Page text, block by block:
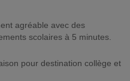
agréable avec des
scolaires à 5 minutes.
pour destination collège et